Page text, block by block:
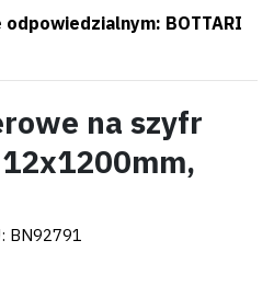
BOTTARI
na szyfr
12x1200mm,
BN92791